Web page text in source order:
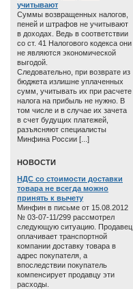
учитывают
Суммы возвращенных налогов,
пеней и штрафов не учитывают
в доходах. Ведь в соответствии
со ст. 41 Налогового кодекса они
не являются экономической
выгодой.
Следовательно, при возврате из
бюджета излишне уплаченных
сумм, учитывать их при расчете
налога на прибыль не нужно. В
том числе и в случае их зачета
в счет будущих платежей,
разъясняют специалисты
Минфина России [...]
HОВОСТИ
НДС со стоимости доставки
товара не всегда можно
принять к вычету
Минфин в письме от 15.08.2012
№ 03-07-11/299 рассмотрел
следующую ситуацию. Продавец
оплачивает транспортной
компании доставку товара в
адрес покупателя, а
впоследствии покупатель
компенсирует продавцу эти
расходы.